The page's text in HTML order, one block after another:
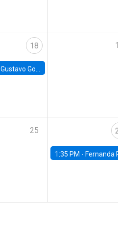
18
Gustavo González, Banco Central de Chile
25
1:35 PM - Fernanda Rojas Ampuero, University of Wisconsin-